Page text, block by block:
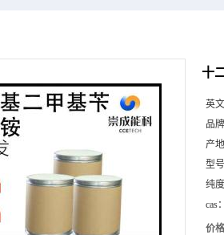
十
英
品
产
型
纯
cas
价